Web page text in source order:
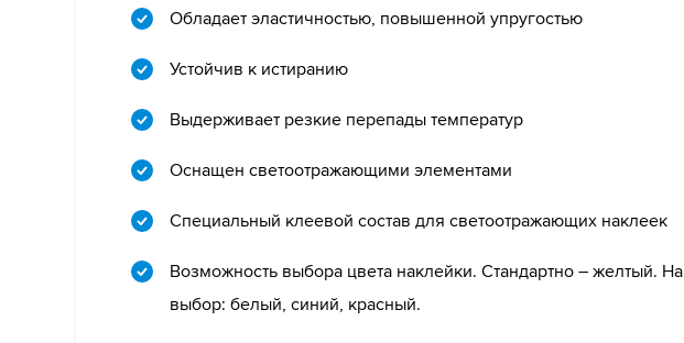
Обладает эластичностью, повышенной упругостью
Устойчив к истиранию
Выдерживает резкие перепады температур
Оснащен светоотражающими элементами
Специальный клеевой состав для светоотражающих наклеек
Возможность выбора цвета наклейки. Стандартно – желтый. На
выбор: белый, синий, красный.